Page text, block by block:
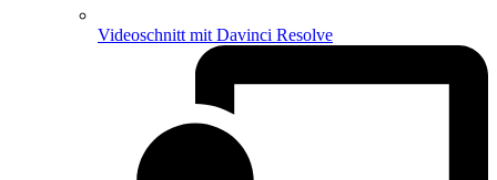
Videoschnitt mit Davinci Resolve